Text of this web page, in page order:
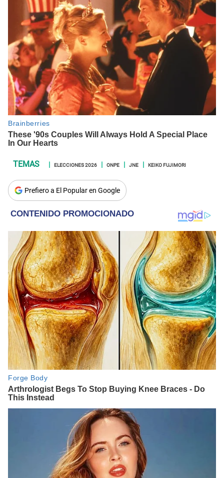
ELECCIONES 2026 ONPE JNE KEIKO FUJIMORI
Prefiero a El Popular en Google